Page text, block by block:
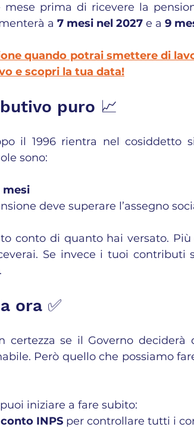
mese prima di ricevere la
a 7 mesi nel 2027 e a 9
quando potrai smettere di
e scopri la tua data!
puro 📈
il 1996 rientra nel cosiddetto
sono:
mesi
deve superare l’assegno
conto di quanto hai versato.
Se invece i tuoi contributi
ora ✅
certezza se il Governo deciderà
Però quello che possiamo
iniziare a fare subito:
INPS per controllare tutti i